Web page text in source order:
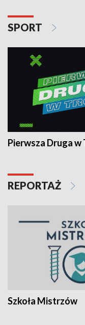
SPORT
Pierwsza Druga w
REPORTAŻ
Szkoła Mistrzów